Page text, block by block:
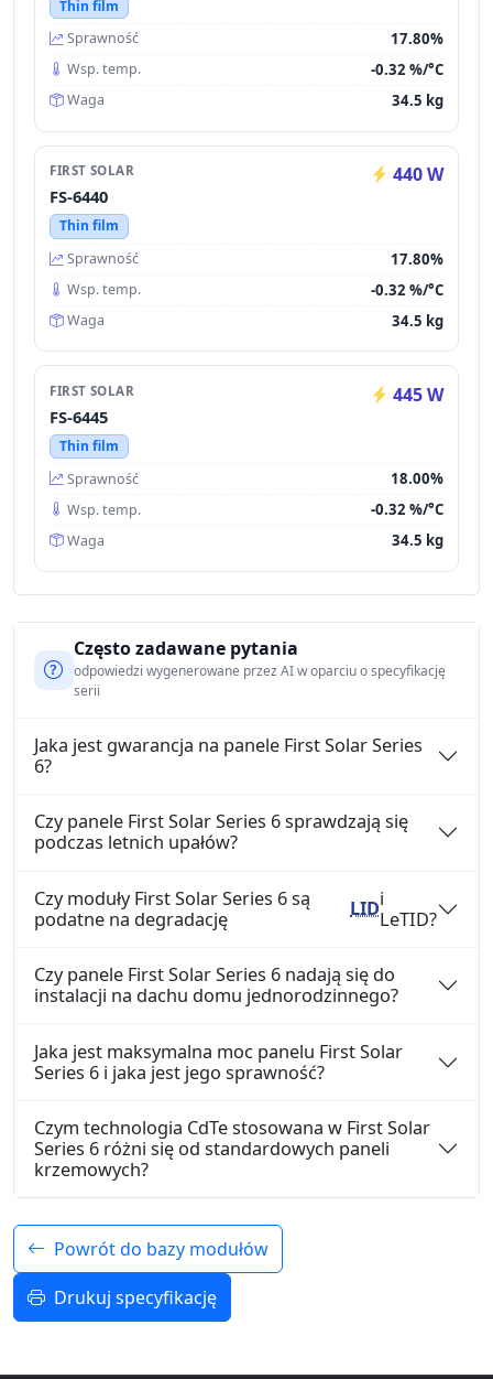
Thin film
Sprawność
17.80%
Wsp. temp. -0.32 %/°C
Waga 34.5 kg
FIRST SOLAR 440 W
FS-6440
Thin film
Sprawność
17.80%
Wsp. temp. -0.32 %/°C
Waga 34.5 kg
FIRST SOLAR 445 W
FS-6445
Thin film
Sprawność
18.00%
Wsp. temp. -0.32 %/°C
Waga 34.5 kg
Często zadawane pytania
odpowiedzi wygenerowane przez AI w oparciu o specyfikację
serii
Jaka jest gwarancja na panele First Solar Series
6?
Czy panele First Solar Series 6 sprawdzają się
podczas letnich upałów?
Czy moduły First Solar Series 6 są
podatne na degradację
LIDi
LeTID?
Czy panele First Solar Series 6 nadają się do
instalacji na dachu domu jednorodzinnego?
Jaka jest maksymalna moc panelu First Solar
Series 6 i jaka jest jego sprawność?
Czym technologia CdTe stosowana w First Solar
Series 6 różni się od standardowych paneli
krzemowych?
Powrót do bazy modułów
Drukuj specyfikację